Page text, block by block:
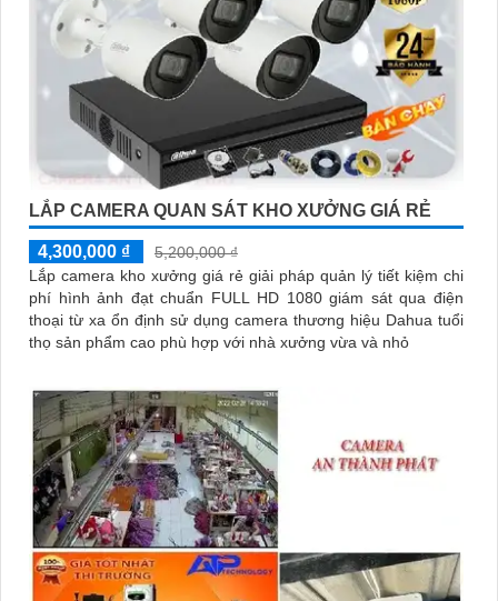
LẮP CAMERA QUAN SÁT KHO XƯỞNG GIÁ RẺ
4,300,000 ₫
5,200,000 ₫
Lắp camera kho xưởng giá rẻ giải pháp quản lý tiết kiệm chi
phí hình ảnh đạt chuẩn FULL HD 1080 giám sát qua điện
thoại từ xa ổn định sử dụng camera thương hiệu Dahua tuổi
thọ sản phẩm cao phù hợp với nhà xưởng vừa và nhỏ